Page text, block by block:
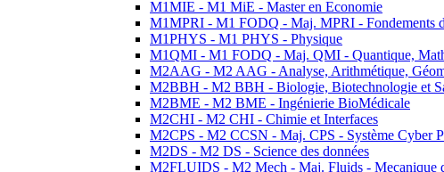
M1MIE - M1 MiE - Master en Economie
M1MPRI - M1 FODQ - Maj. MPRI - Fondements
M1PHYS - M1 PHYS - Physique
M1QMI - M1 FODQ - Maj. QMI - Quantique,
M2AAG - M2 AAG - Analyse, Arithmétique,
M2BBH - M2 BBH - Biologie, Biotechnologie et
M2BME - M2 BME - Ingénierie BioMédicale
M2CHI - M2 CHI - Chimie et Interfaces
M2CPS - M2 CCSN - Maj. CPS - Système Cyber
M2DS - M2 DS - Science des données
M2FLUIDS - M2 Mech - Maj. Fluids - Mecanique